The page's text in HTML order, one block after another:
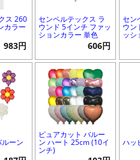
ス 260
カラー
983円
センペルテックス ラ
ウンド 5インチ ファッ
ションカラー 単色
606円
セン
ウン
ッシ
ルーン
ピュアカット バルー
ン ハート 25cm (10イ
ンチ)
ハッ